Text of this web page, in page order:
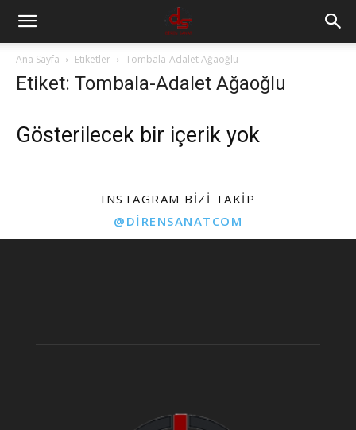
Ana Sayfa Etiketler Tombala-Adalet Ağaoğlu
Etiket: Tombala-Adalet Ağaoğlu
Gösterilecek bir içerik yok
INSTAGRAM BIZI TAKIP
@DIRENSANATCOM